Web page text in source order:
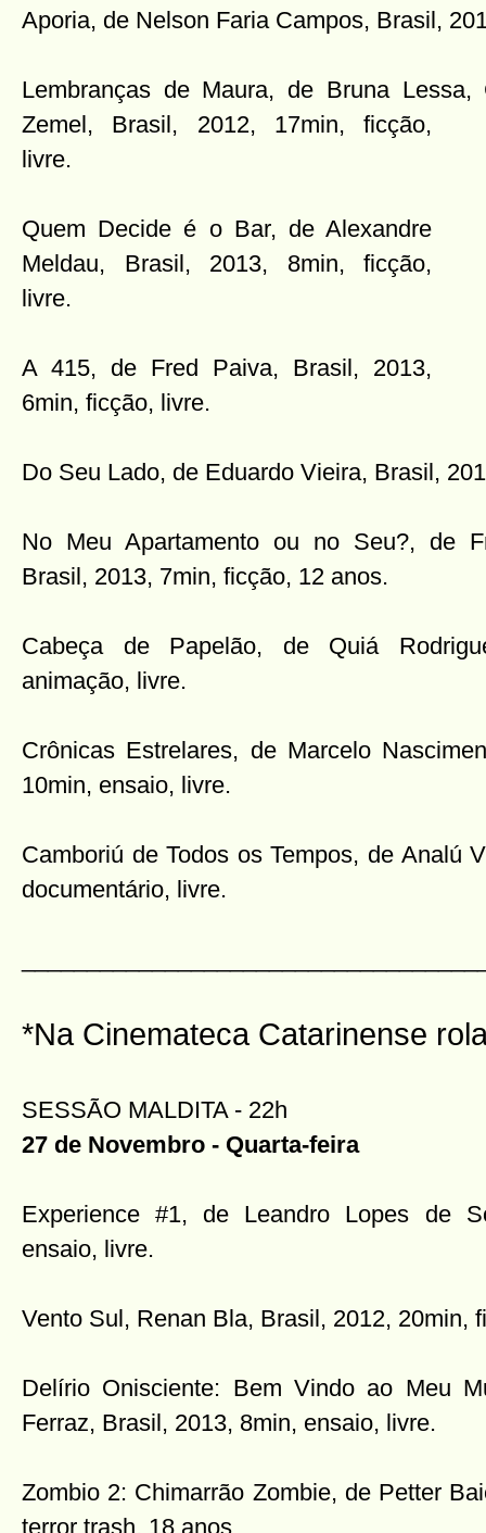
Aporia, de Nelson Faria Campos, Brasil,
Lembranças de Maura, de Bruna
Zemel, Brasil, 2012, 17min, ficção,
livre.
Quem Decide é o Bar, de Alexandre
Meldau, Brasil, 2013, 8min, ficção,
livre.
A 415, de Fred Paiva, Brasil, 2013,
6min, ficção, livre.
Do Seu Lado, de Eduardo Vieira, Brasil,
No Meu Apartamento ou no Seu?, de
Brasil, 2013, 7min, ficção, 12 anos.
Cabeça de Papelão, de Quiá
animação, livre.
Crônicas Estrelares, de Marcelo
10min, ensaio, livre.
Camboriú de Todos os Tempos, de Analú
documentário, livre.
*Na Cinemateca Catarinense
SESSÃO MALDITA - 22h
27 de Novembro - Quarta-feira
Experience #1, de Leandro Lopes de
ensaio, livre.
Vento Sul, Renan Bla, Brasil, 2012, 20min,
Delírio Onisciente: Bem Vindo ao Meu
Ferraz, Brasil, 2013, 8min, ensaio, livre.
Zombio 2: Chimarrão Zombie, de Petter
terror trash, 18 anos